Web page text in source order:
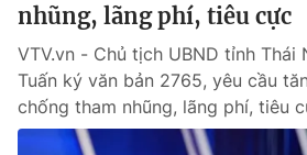
Pháp luật
nhũng, lãng phí, tiêu cực
VTV.vn - Chủ tịch UBND tỉnh Thái
Tuấn ký văn bản 2765, yêu cầu
chống tham nhũng, lãng phí, tiêu